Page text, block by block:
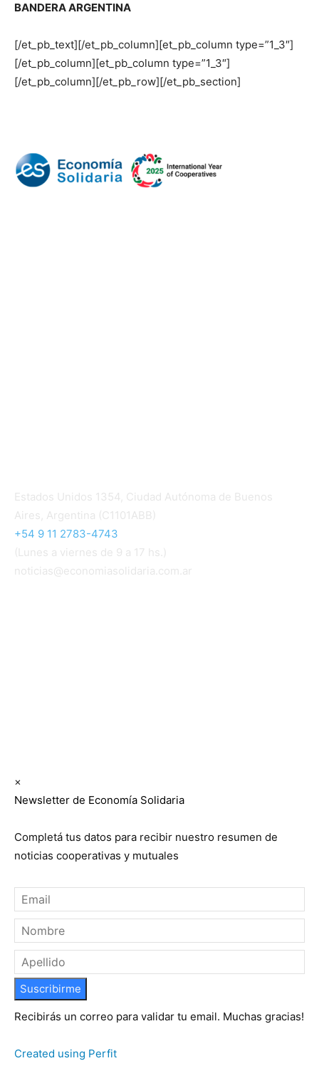
BANDERA ARGENTINA
[/et_pb_text][/et_pb_column][et_pb_column type=”1_3″]
[/et_pb_column][et_pb_column type=”1_3″]
[/et_pb_column][/et_pb_row][/et_pb_section]
Estados Unidos 1354, Ciudad Autónoma de Buenos
Aires, Argentina (C1101ABB)
+54 9 11 2783-4743
(Lunes a viernes de 9 a 17 hs.)
noticias@economiasolidaria.com.ar
×
Newsletter de Economía Solidaria
Completá tus datos para recibir nuestro resumen de
noticias cooperativas y mutuales
Suscribirme
Recibirás un correo para validar tu email. Muchas gracias!
Created using Perfit